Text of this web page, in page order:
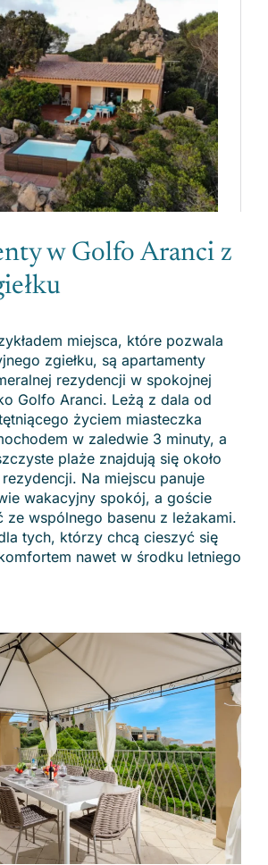
w Golfo Aranci z
miejsca, które pozwala
zgiełku, są apartamenty
rezydencji w spokojnej
Golfo Aranci. Leżą z dala od
życiem miasteczka
w zaledwie 3 minuty, a
plaże znajdują się około
Na miejscu panuje
wakacyjny spokój, a goście
ze wspólnego basenu z leżakami.
tych, którzy chcą cieszyć się
nawet w środku letniego